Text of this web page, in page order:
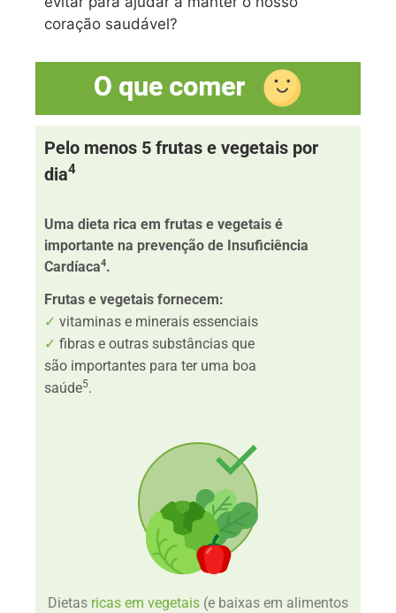
coração saudável?
Pelo menos 5 frutas e vegetais por
dia4
Uma dieta rica em frutas e vegetais é
importante na prevenção de Insuficiência
Cardíaca4.
Frutas e vegetais fornecem:
✓ vitaminas e minerais essenciais
✓ fibras e outras substâncias que
são importantes para ter uma boa
saúde5.
Dietas ricas em vegetais (e baixas em alimentos